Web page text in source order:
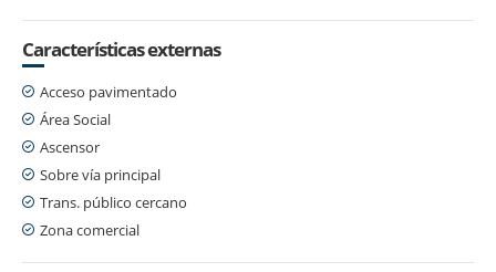
Características externas
Acceso pavimentado
Área Social
Ascensor
Sobre vía principal
Trans. público cercano
Zona comercial